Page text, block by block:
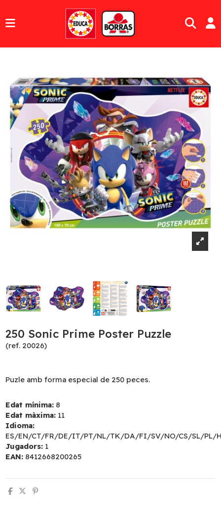
250 Sonic Prime Poster Puzzle
(ref. 20026)
Puzle amb forma especial de 250 peces.
Edat mínima: 8
Edat màxima: 11
Idioma:
ES/EN/CT/FR/DE/IT/PT/NL/TK/DA/FI/SV/NO/CS/SL/PL/
Jugadors: 1
EAN: 8412668200265